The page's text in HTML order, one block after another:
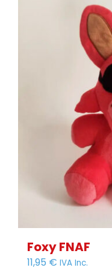
Foxy FNAF
11,95 € IVA Inc.